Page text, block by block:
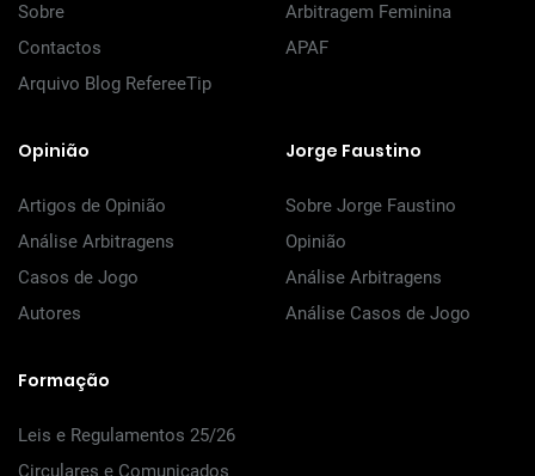
Sobre
Contactos
Arquivo Blog RefereeTip
Arbitragem Feminina
APAF
Opinião
Artigos de Opinião
Análise Arbitragens
Casos de Jogo
Autores
Jorge Faustino
Sobre Jorge Faustino
Opinião
Análise Arbitragens
Análise Casos de Jogo
Formação
Leis e Regulamentos 25/26
Circulares e Comunicados